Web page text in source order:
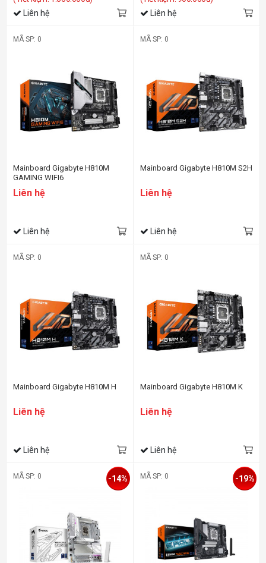
Liên hệ Liên hệ
MÃ SP: 0
Mainboard Gigabyte H810M
GAMING WIFI6
Liên hệ
Liên hệ
MÃ SP: 0
Mainboard Gigabyte H810M S2H
Liên hệ
Liên hệ
MÃ SP: 0
Mainboard Gigabyte H810M H
Liên hệ
Liên hệ
MÃ SP: 0
Mainboard Gigabyte H810M K
Liên hệ
Liên hệ
MÃ SP: 0 -14% MÃ SP: 0 -19%